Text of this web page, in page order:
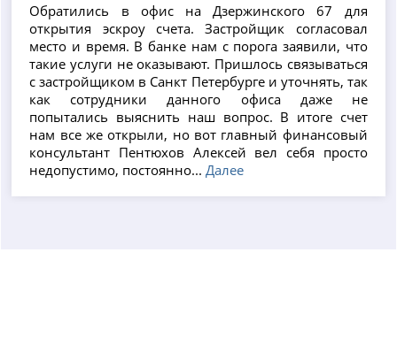
Обратились в офис на Дзержинского 67 для
открытия эскроу счета. Застройщик согласовал
место и время. В банке нам с порога заявили, что
такие услуги не оказывают. Пришлось связываться
с застройщиком в Санкт Петербурге и уточнять, так
как сотрудники данного офиса даже не
попытались выяснить наш вопрос. В итоге счет
нам все же открыли, но вот главный финансовый
консультант Пентюхов Алексей вел себя просто
недопустимо, постоянно...Далее